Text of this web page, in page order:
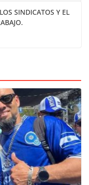
SINDICATOS Y EL